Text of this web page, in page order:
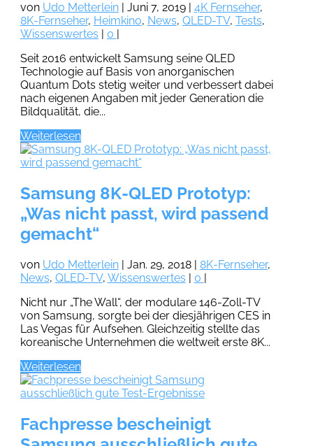
von Udo Metterlein| Juni 7, 2019| 4K Fernseher,
8K-Fernseher, Heimkino, News, QLED-TV, Tests,
Wissenswertes
0
Seit 2016 entwickelt Samsung seine QLED
Technologie auf Basis von anorganischen
Quantum Dots stetig weiter und verbessert dabei
nach eigenen Angaben mit jeder Generation die
Bildqualität, die...
Weiterlesen
Samsung 8K-QLED Prototyp:
„Was nicht passt, wird passend
gemacht“
von Udo Metterlein| Jan. 29, 2018| 8K-Fernseher,
News, QLED-TV, Wissenswertes | 0 |
Nicht nur „The Wall“, der modulare 146-Zoll-TV
von Samsung, sorgte bei der diesjährigen CES in
Las Vegas für Aufsehen. Gleichzeitig stellte das
koreanische Unternehmen die weltweit erste 8K...
Weiterlesen
Fachpresse bescheinigt